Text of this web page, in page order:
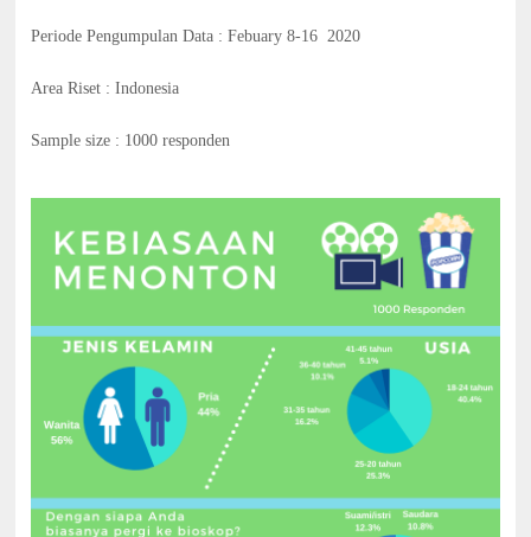
Periode Pengumpulan Data : Febuary 8-16 2020
Area Riset : Indonesia
Sample size : 1000 responden